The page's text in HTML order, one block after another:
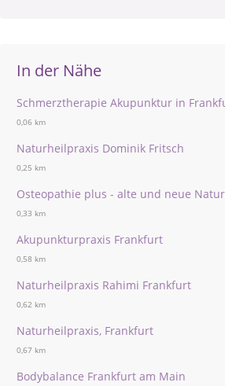
In der Nähe
Schmerztherapie Akupunktur in
0,06 km
Naturheilpraxis Dominik Fritsch
0,25 km
Osteopathie plus - alte und neue
0,33 km
Akupunkturpraxis Frankfurt
0,58 km
Naturheilpraxis Rahimi Frankfurt
0,62 km
Naturheilpraxis, Frankfurt
0,67 km
Bodybalance Frankfurt am Main